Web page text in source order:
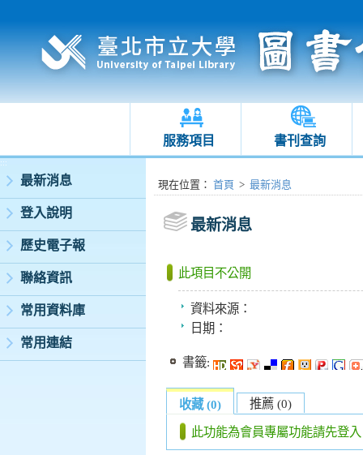
服務項目 書刊查詢
:::
最新消息
登入說明
歷史電子報
聯絡資訊
常用資料庫
常用連結
:::現在位置 ： 首頁 > 最新消息
最新消息
此項目不公開
資料來源：
日期：
書籤:
收藏 (0) 推薦 (0)
此功能為會員專屬功能請先登入